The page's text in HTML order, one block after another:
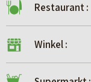
Restaurant :
Winkel :